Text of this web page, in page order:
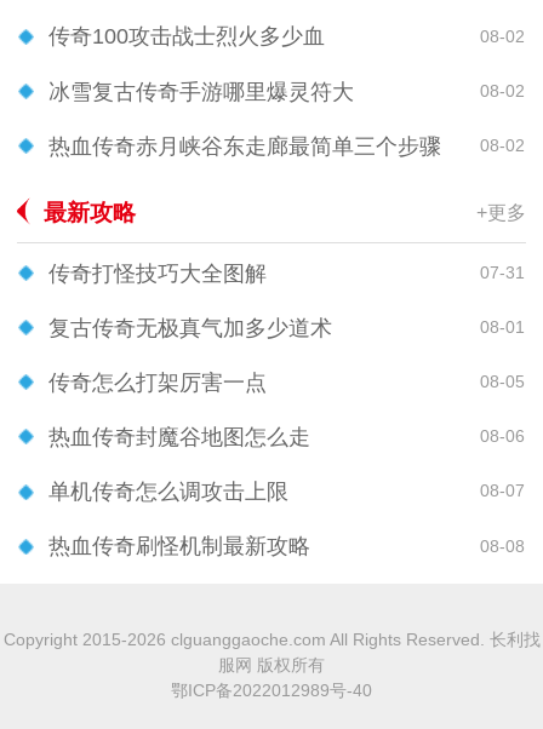
传奇100攻击战士烈火多少血 08-02
冰雪复古传奇手游哪里爆灵符大 08-02
热血传奇赤月峡谷东走廊最简单三个步骤 08-02
最新攻略 +更多
传奇打怪技巧大全图解 07-31
复古传奇无极真气加多少道术 08-01
传奇怎么打架厉害一点 08-05
热血传奇封魔谷地图怎么走 08-06
单机传奇怎么调攻击上限 08-07
热血传奇刷怪机制最新攻略 08-08
Copyright 2015-2026 clguanggaoche.com All Rights Reserved. 长利找
服网 版权所有
鄂ICP备2022012989号-40